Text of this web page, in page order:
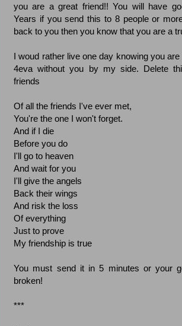
you are a great friend!! You will have
Years if you send this to 8 people or
back to you then you know that you are a
I woud rather live one day knowing you
4eva without you by my side. Delete
friends
Of all the friends I've ever met,
You're the one I won't forget.
And if I die
Before you do
I'll go to heaven
And wait for you
I'll give the angels
Back their wings
And risk the loss
Of everything
Just to prove
My friendship is true
You must send it in 5 minutes or your
broken!
***